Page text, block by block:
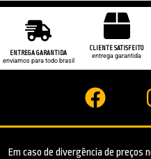
ENTREGA GARANTIDA
enviamos para todo brasil
CLIENTE SATISFEITO
entrega garantida
Em caso de divergência de preços